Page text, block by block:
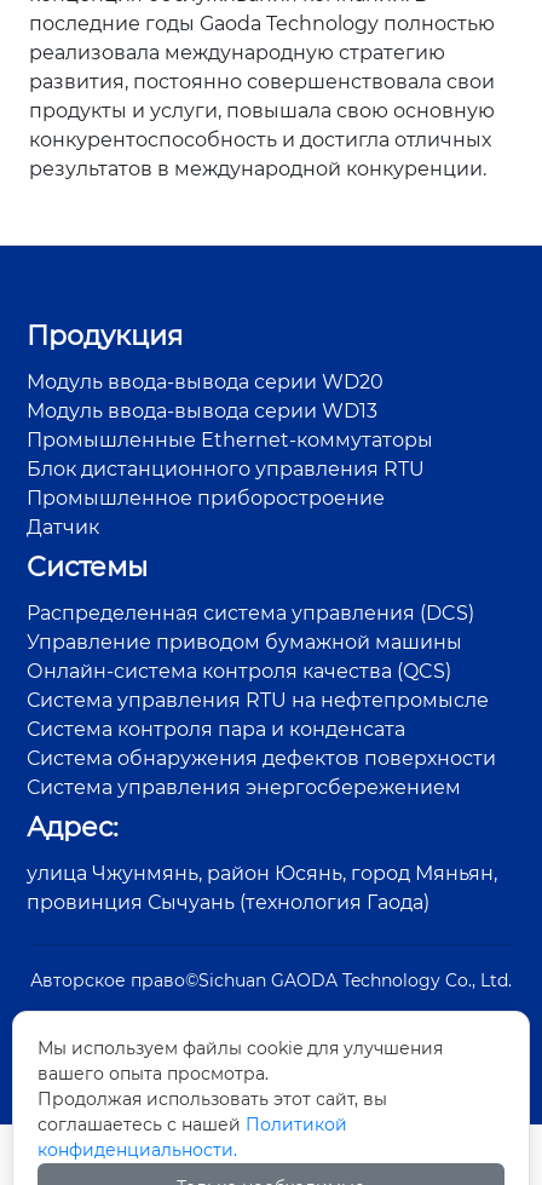
последние годы Gaoda Technology полностью
реализовала международную стратегию
развития, постоянно совершенствовала свои
продукты и услуги, повышала свою основную
конкурентоспособность и достигла отличных
результатов в международной конкуренции.
Продукция
Модуль ввода-вывода серии WD20
Модуль ввода-вывода серии WD13
Промышленные Ethernet-коммутаторы
Блок дистанционного управления RTU
Промышленное приборостроение
Датчик
Системы
Распределенная система управления (DCS)
Управление приводом бумажной машины
Онлайн-система контроля качества (QCS)
Система управления RTU на нефтепромысле
Система контроля пара и конденсата
Система обнаружения дефектов поверхности
Система управления энергосбережением
Адрес:
улица Чжунмянь, район Юсянь, город Мяньян,
провинция Сычуань (технология Гаода)
Авторское право©Sichuan GAODA Technology Co., Ltd.
Мы используем файлы cookie для улучшения
вашего опыта просмотра.
Продолжая использовать этот сайт, вы
соглашаетесь с нашей Политикой
конфиденциальности.